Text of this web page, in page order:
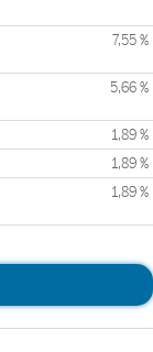
7,55 %
5,66 %
1,89 %
1,89 %
1,89 %